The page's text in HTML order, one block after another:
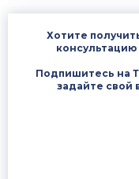
Хотите
консультацию
Подпишитесь на
задайте свой